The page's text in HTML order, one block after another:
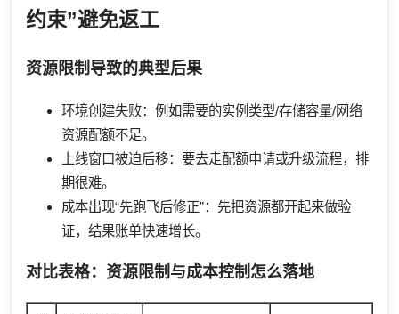
约束”避免返工
资源限制导致的典型后果
环境创建失败：例如需要的实例类型/存储容量/网络
资源配额不足。
上线窗口被迫后移：要去走配额申请或升级流程，排
期很难。
成本出现“先跑飞后修正”：先把资源都开起来做验
证，结果账单快速增长。
对比表格：资源限制与成本控制怎么落地